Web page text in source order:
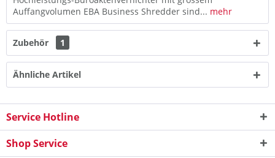
Auffangvolumen EBA Business Shredder sind... mehr
Zubehör 1
Ähnliche Artikel
Service Hotline
Shop Service